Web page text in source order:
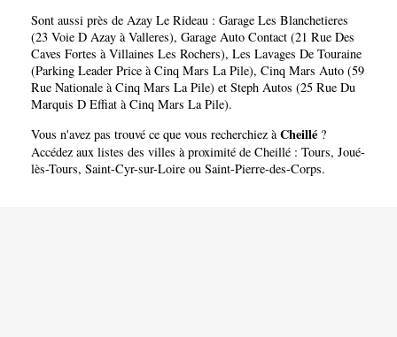
Sont aussi près de Azay Le Rideau : Garage Les Blanchetieres
(23 Voie D Azay à Valleres), Garage Auto Contact (21 Rue Des
Caves Fortes à Villaines Les Rochers), Les Lavages De Touraine
(Parking Leader Price à Cinq Mars La Pile), Cinq Mars Auto (59
Rue Nationale à Cinq Mars La Pile) et Steph Autos (25 Rue Du
Marquis D Effiat à Cinq Mars La Pile).
Vous n'avez pas trouvé ce que vous recherchiez àCheillé ?
Accédez aux listes des villes à proximité de Cheillé : Tours, Joué-
lès-Tours, Saint-Cyr-sur-Loire ou Saint-Pierre-des-Corps.